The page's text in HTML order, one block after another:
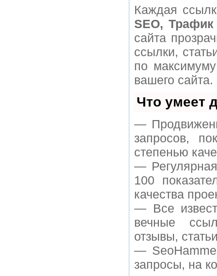
Каждая
SEO,
сайта
ссылки,
по
вашего сайта.
Что умеет
—
запросов,
степенью
—
100
качества
— Все
вечные
отзывы,
—
запросы, на